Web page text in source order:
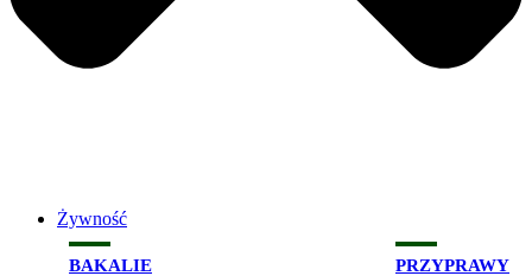
Żywność
BAKALIE PRZYPRAWY